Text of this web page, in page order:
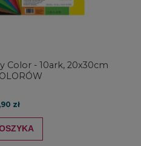
Color - 10ark, 20x30cm
zł